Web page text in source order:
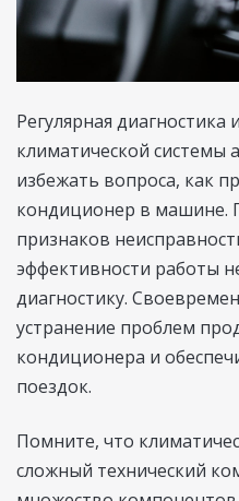
Регулярная диагностика
климатической системы
избежать вопроса, как
кондиционер в машине.
признаков
эффективности работы
диагностику.
устранение проблем
кондиционера и
поездок.
Помните, что
сложный технический